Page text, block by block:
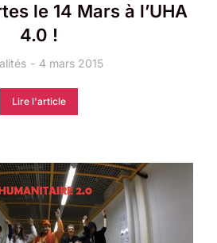
le 14 Mars à l’UHA
4.0 !
4 mars 2015
Lire l'article